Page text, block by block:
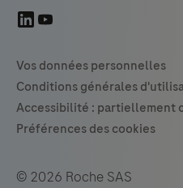
© 2026 Roche SAS